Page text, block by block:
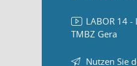
LABOR 14 -
TMBZ Gera
Nutzen Sie